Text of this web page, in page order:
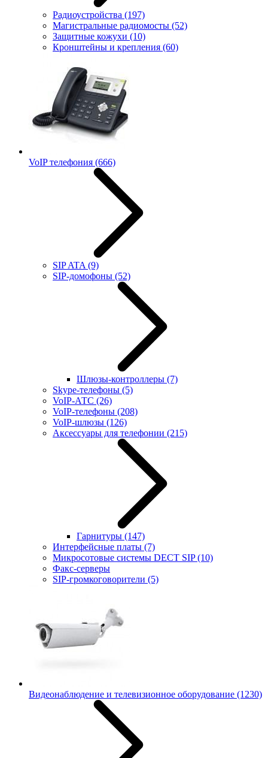
Радиоустройства (197)
Магистральные радиомосты (52)
Защитные кожухи (10)
Кронштейны и крепления (60)
VoIP телефония (666)
SIP ATA (9)
SIP-домофоны (52)
Шлюзы-контроллеры (7)
Skype-телефоны (5)
VoIP-АТС (26)
VoIP-телефоны (208)
VoIP-шлюзы (126)
Аксессуары для телефонии (215)
Гарнитуры (147)
Интерфейсные платы (7)
Микросотовые системы DECT SIP(10)
Факс-серверы
SIP-громкоговорители (5)
Видеонаблюдение и телевизионное оборудование (1230)